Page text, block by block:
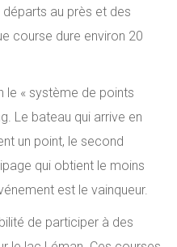
au près et des
course dure environ 20
le « système de points
Le bateau qui arrive en
un point, le second
qui obtient le moins
est le vainqueur.
de participer à des